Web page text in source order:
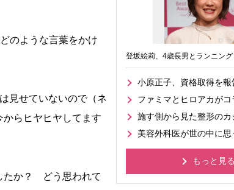
のような言葉をかけ
見せていないので（ネ
らヒヤヒヤしてます
たか？ どう思われて
登坂絵莉、4歳長男とランニング
小原正子、資格取得を報
ファミマとヒロアカがコ
施す側から見た整形のカ
美容外科医が世の中に思
もっと見る